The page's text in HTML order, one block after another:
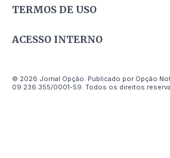
TERMOS DE USO
ACESSO INTERNO
© 2026 Jornal Opção. Publicado por Opção
09.236.355/0001-59. Todos os direitos